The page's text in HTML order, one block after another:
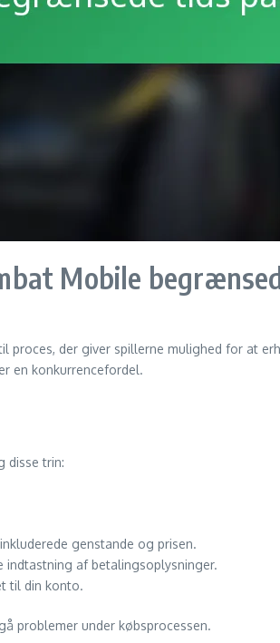
Mobile
der giver spillerne mulighed for at
en konkurrencefordel.
disse trin:
genstande og prisen.
af betalingsoplysninger.
til din konto.
problemer under købsprocessen.